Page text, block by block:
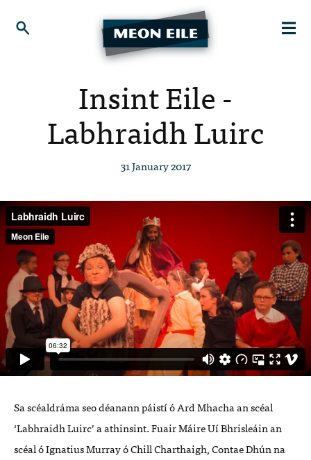
Insint Eile -
Labhraidh Luirc
31 January 2017
Sa scéaldráma seo déanann páistí ó Ard Mhacha an scéal
‘Labhraidh Luirc’ a athinsint. Fuair Máire Uí Bhrisleáin an
scéal ó Ignatius Murray ó Chill Charthaigh, Contae Dhún na